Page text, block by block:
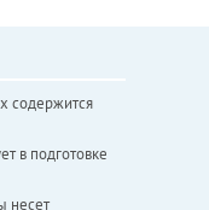
содержится
в подготовке
несет